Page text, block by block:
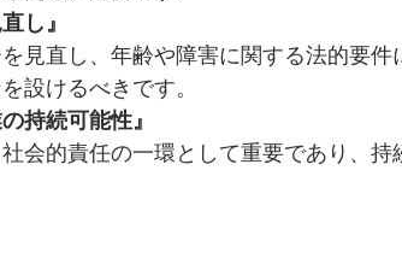
し』
見直し、年齢や障害に関する法的要
設けるべきです。
持続可能性』
会的責任の一環として重要であり、